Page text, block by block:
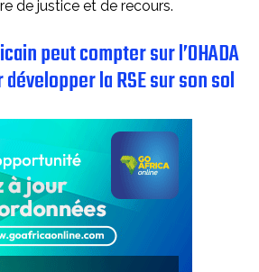
de justice et de recours.
peut compter sur l’OHADA
développer la RSE sur son sol